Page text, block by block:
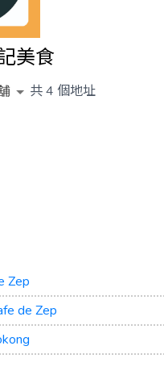
美食
共4 個地址
Zep
de Zep